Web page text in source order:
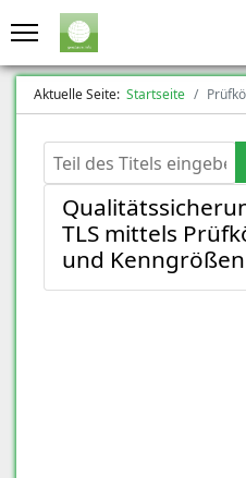
Aktuelle Seite: Startseite
Teil des Titels eingeben
TLS mittels
und Kenngrößen